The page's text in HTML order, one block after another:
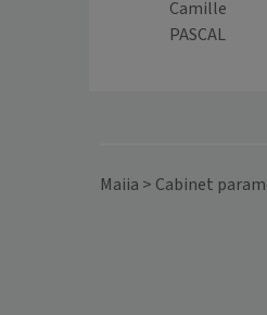
Camille
PASCAL
Maiia > Cabinet